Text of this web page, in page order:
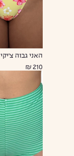
האני גבוה צ'יקי
210 ₪